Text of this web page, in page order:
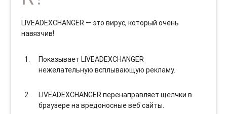
LIVEADEXCHANGER — это вирус, который очень
навязчив!
Показывает LIVEADEXCHANGER
нежелательную всплывающую рекламу.
LIVEADEXCHANGER перенаправляет щелчки в
браузере на вредоносные веб сайты.